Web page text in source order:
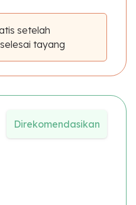
setelah
tayang
Direkomendasikan